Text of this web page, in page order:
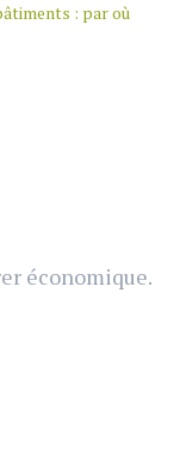
: par où
économique.